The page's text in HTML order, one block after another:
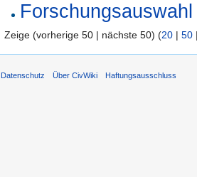
Zeige (vorherige 50 | nächste 50) (20 | 50
Datenschutz Über CivWiki Haftungsausschluss